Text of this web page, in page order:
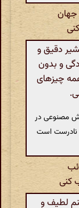
دقیق و
و بدون
چیزهای
مصنوعی در
نادرست است
کنی
لطیف و